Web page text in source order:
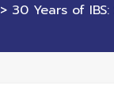
> 30 Years of